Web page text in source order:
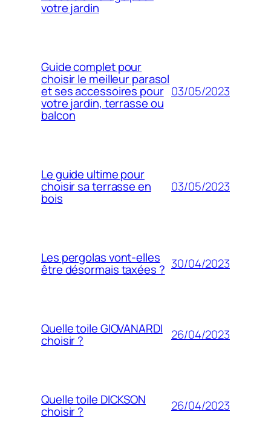
votre jardin
Guide complet pour
choisir le meilleur parasol
et ses accessoires pour
votre jardin, terrasse ou
balcon
03/05/2023
Le guide ultime pour
choisir sa terrasse en
bois
03/05/2023
Les pergolas vont-elles
être désormais taxées ? 30/04/2023
Quelle toile GIOVANARDI
choisir ? 26/04/2023
Quelle toile DICKSON
choisir ? 26/04/2023